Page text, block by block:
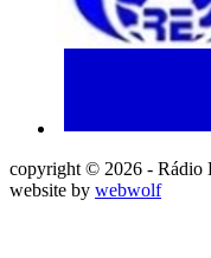
copyright © 2026 - Rádio
website by webwolf